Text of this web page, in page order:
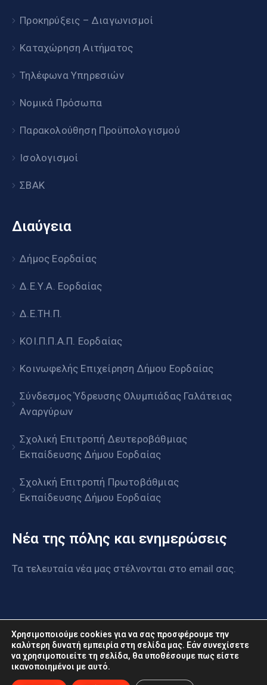
Προκηρύξεις – Διαγωνισμοί
Καταχώρηση Αιτήματος
Τηλέφωνα Υπηρεσιών
Νομικά Πρόσωπα
Παρακολούθηση Προϋπολογισμού
Ισολογισμοί
ΣΒΑΚ
Διαύγεια
Δήμος Εορδαίας
Δ.Ε.Υ.Α. Εορδαίας
Δ.Ε.ΤΗ.Π.
ΚΟΙ.Π.Π.Α.Π. Εορδαίας
Κοινωφελής Επιχείρηση Δήμου Εορδαίας
Σύνδεσμος Ύδρευσης Ολυμπιάδας Γαλάτειας
Αναργύρων
Σχολική Επιτροπή Δευτεροβάθμιας
Εκπαίδευσης Δήμου Εορδαίας
Σχολική Επιτροπή Πρωτοβάθμιας
Εκπαίδευσης Δήμου Εορδαίας
Νέα της πόλης και ενημερώσεις
Τα τελευταία νέα μας στέλνονται στο email σας.
www.eordaia.gov.gr © 2022. Με επιφύλαξη παντός
δικαιώματος
Χρησιμοποιούμε cookies για να σας προσφέρουμε την
καλύτερη δυνατή εμπειρία στη σελίδα μας. Εάν συνεχίσετε
να χρησιμοποιείτε τη σελίδα, θα υποθέσουμε πως είστε
ικανοποιημένοι με αυτό.